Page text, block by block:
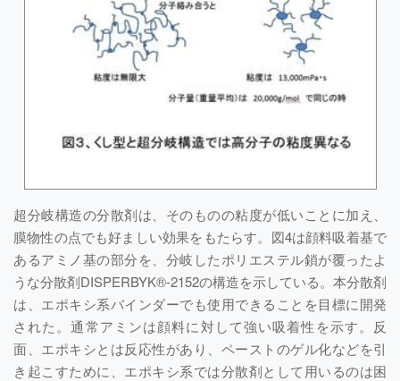
超分岐構造の分散剤は、そのものの粘度が低いことに加え、
膜物性の点でも好ましい効果をもたらす。図4は顔料吸着基で
あるアミノ基の部分を、分岐したポリエステル鎖が覆ったよ
うな分散剤DISPERBYK®-2152の構造を示している。本分散剤
は、エポキシ系バインダーでも使用できることを目標に開発
された。通常アミンは顔料に対して強い吸着性を示す。反
面、エポキシとは反応性があり、ペーストのゲル化などを引
き起こすために、エポキシ系では分散剤として用いるのは困